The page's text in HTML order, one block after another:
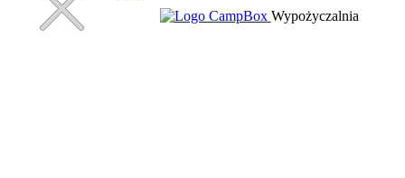
Wypożyczalnia